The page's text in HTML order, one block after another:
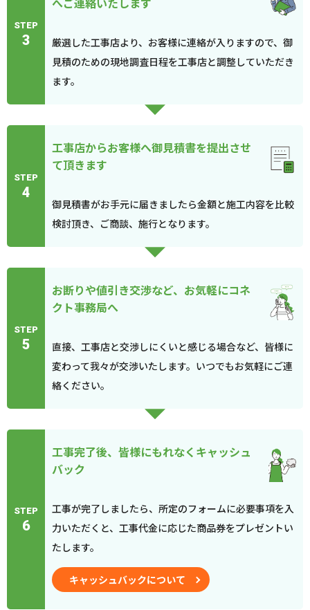
STEP
3
厳選した工事店より、お客様に連絡が入りますので、御
見積のための現地調査日程を工事店と調整していただき
ます。
STEP
4
工事店からお客様へ御見積書を提出させ
て頂きます
御見積書がお手元に届きましたら金額と施工内容を比較
検討頂き、ご商談、施行となります。
STEP
5
お断りや値引き交渉など、お気軽にコネ
クト事務局へ
直接、工事店と交渉しにくいと感じる場合など、皆様に
変わって我々が交渉いたします。いつでもお気軽にご連
絡ください。
STEP
6
工事完了後、皆様にもれなくキャッシュ
バック
工事が完了しましたら、所定のフォームに必要事項を入
力いただくと、工事代金に応じた商品券をプレゼントい
たします。
キャッシュバックについて